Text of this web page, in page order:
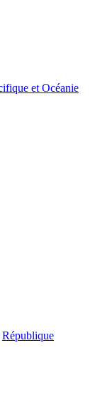
et Océanie
République